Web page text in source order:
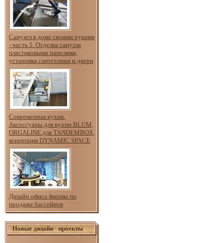
Санузел в доме своими руками
- часть 5. Отделка санузла
пластиковыми панелями,
установка сантехники и двери
Современная кухня.
Аксессуары для кухни BLUM,
ORGALINE для TANDEMBOX,
концепция DYNAMIC SPACE
Дизайн офиса фирмы по
продаже бассейнов
Новые дизайн - проекты